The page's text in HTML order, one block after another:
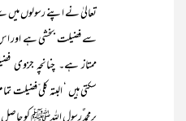
تعالیٰ نے اپنے رسولوں میں
سے فضیلت بخشی ہے اور
ممتاز ہے۔ چنانچہ جزوی
سکتی ہیں ‘ البتہ کلی ّفضیلت